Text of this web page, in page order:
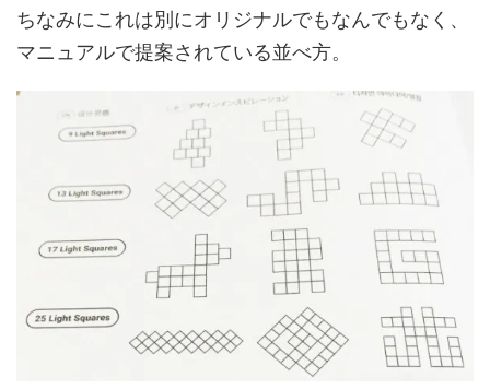
ちなみにこれは別にオリジナルでもなんでもなく、
マニュアルで提案されている並べ方。